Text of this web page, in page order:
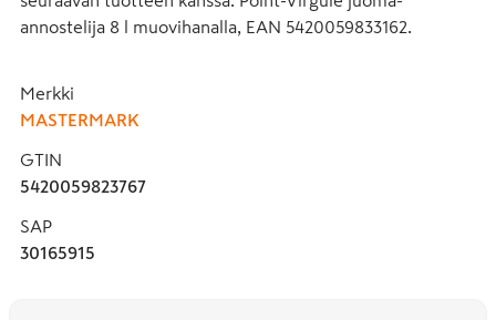
annostelija 8 l muovihanalla, EAN 5420059833162.
Merkki
MASTERMARK
GTIN
5420059823767
SAP
30165915